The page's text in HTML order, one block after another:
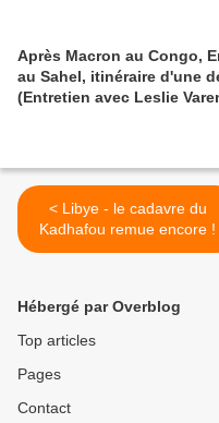
Après Macron au Congo,
au Sahel, itinéraire d'une
(Entretien avec Leslie
< Libye - le cadavre du
Kadhafou remue encore !
Hébergé par Overblog
Top articles
Pages
Contact